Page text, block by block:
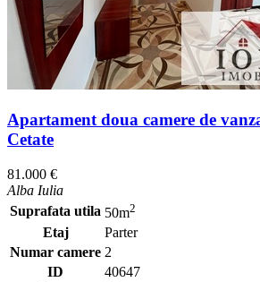
Apartament doua camere de
Cetate
81.000 €
Alba Iulia
Suprafata utila 50m2
Etaj
Parter
Numar camere 2
ID
40647